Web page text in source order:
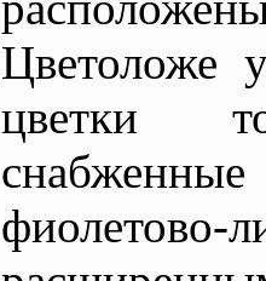
Цветоложе
цветки